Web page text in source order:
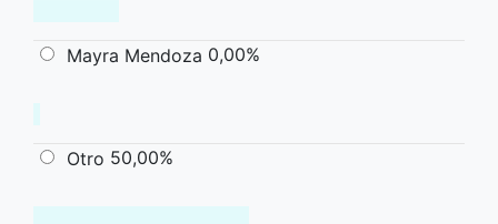
Mayra Mendoza 0,00%
Otro 50,00%